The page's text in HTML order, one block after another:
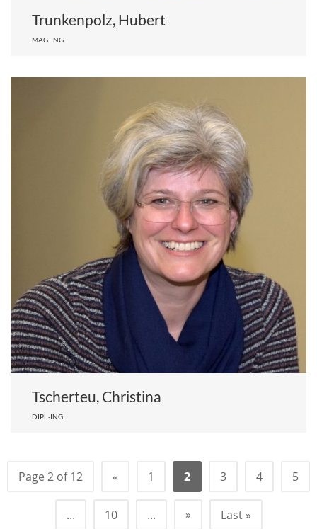
Trunkenpolz, Hubert
MAG. ING.
Tscherteu, Christina
DIPL.-ING.
Page 2 of 12 « 1 2 3 4 5
... 10 ... » Last »